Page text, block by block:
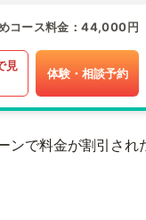
コース料金 44,000円
見
体験・相談予約
ンで料金が割引され